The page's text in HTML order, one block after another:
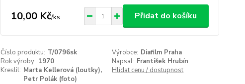
10,00 Kč/ks Přidat do košíku
Číslo produktu: T/0796sk Výrobce: Diafilm Praha
Rok výroby: 1970 Napsal: František Hrubín
Kreslil: Marta Kellerová (loutky),
Petr Polák (foto)
Hlídat cenu / dostupnost